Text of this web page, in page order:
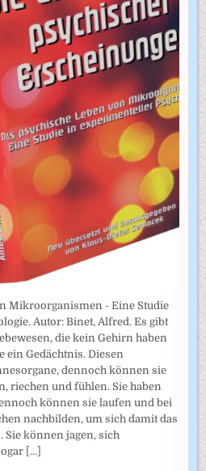
Mikroorganismen - Eine Studie
Autor: Binet, Alfred. Es gibt
die kein Gehirn haben
ein Gedächtnis. Diesen
dennoch können sie
riechen und fühlen. Sie haben
können sie laufen und bei
nachbilden, um sich damit das
Sie können jagen, sich
[...]